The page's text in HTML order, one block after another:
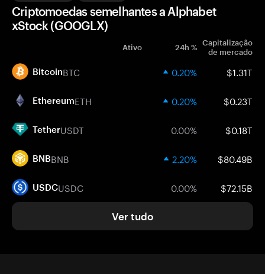
Criptomoedas semelhantes a Alphabet
xStock (GOOGLX)
Ativo 24h % Capitalização
de mercado
BitcoinBTC 0.20% $1.31T
EthereumETH 0.20% $0.23T
TetherUSDT 0.00% $0.18T
BNBBNB 2.20% $80.49B
USDCUSDC 0.00% $72.15B
Ver tudo